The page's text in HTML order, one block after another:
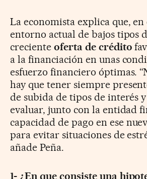
La economista explica que, en
entorno actual de bajos tipos
creciente oferta de crédito
a la financiación en unas
esfuerzo financiero óptimas.
hay que tener siempre
de subida de tipos de interés
evaluar, junto con la entidad
capacidad de pago en ese
para evitar situaciones de
añade Peña.
1- ¿En que consiste una